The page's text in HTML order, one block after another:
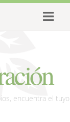
encuentra el tuyo